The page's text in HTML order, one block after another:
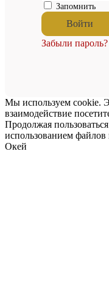
Запомнить
Забыли пароль?
Мы используем cookie.
взаимодействие
Продолжая
использованием файлов
Окей